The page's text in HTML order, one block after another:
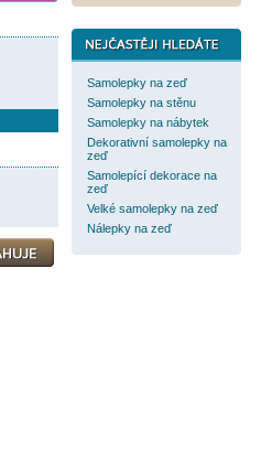
Samolepky na zeď
Samolepky na stěnu
Samolepky na nábytek
Dekorativní samolepky na
zeď
Samolepící dekorace na
zeď
Velké samolepky na zeď
Nálepky na zeď